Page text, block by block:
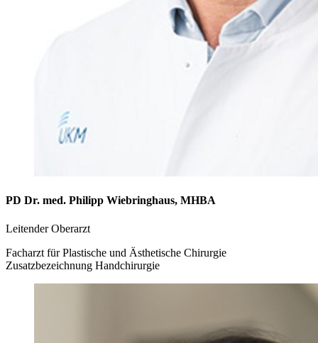
PD Dr. med. Philipp Wiebringhaus, MHBA
Leitender Oberarzt
Facharzt für Plastische und Ästhetische Chirurgie
Zusatzbezeichnung Handchirurgie